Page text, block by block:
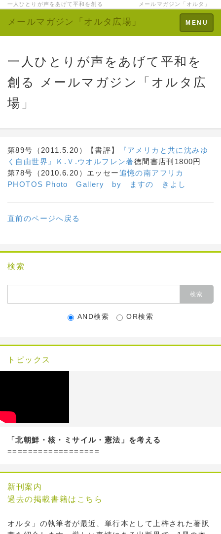
一人ひとりが声をあげて平和を創る メールマガジン「オルタ」
Toggle
navigation
MENU
メールマガジン「オルタ広場」
一人ひとりが声をあげて平和を
創る メールマガジン「オルタ広
場」
第89号（2011.5.20）【書評】
『アメリカと共に沈みゆ
く自由世界』Ｋ.Ｖ.ウオルフレン著徳間書店刊1800円
第78号（2010.6.20）エッセー追憶の南アフリカ
PHOTOS Photo Gallery by ますの きよし
直前のページへ戻る
検索
AND検索 OR検索
トピックス
「北朝鮮・核・ミサイル・憲法」を考える
==================
新刊案内
過去の掲載書籍はこちら
オルタ」の執筆者が最近、単行本として上梓された著訳